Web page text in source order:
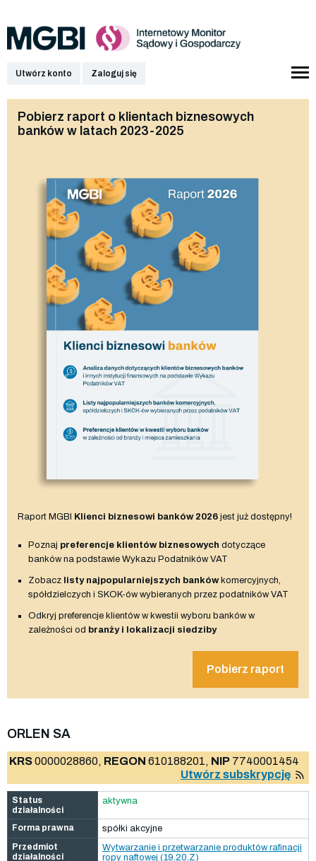
Utwórz konto Zaloguj się
Pobierz raport o klientach biznesowych
banków w latach 2023-2025
Raport MGBI Klienci biznesowi banków 2026 jest już dostępny!
Poznaj preferencje klientów biznesowych dotyczące
banków na podstawie Wykazu Podatników VAT
Zobacz listy najpopularniejszych bankówkomercyjnych,
spółdzielczych i SKOK-ów wybieranych przez podatników VAT
Odkryj preferencje klientów w kwestii wyboru banków w
zależności od branży i lokalizacji siedziby
Pobierz raport
ORLEN SA
KRS0000028860, REGON 610188201, NIP 7740001454
Utwórz subskrypcję
Status
działalności
aktywna
Forma prawna
spółki akcyjne
Przedmiot
działalności
Wytwarzanie i przetwarzanie produktów rafinacji
ropy naftowej (19.20.Z)